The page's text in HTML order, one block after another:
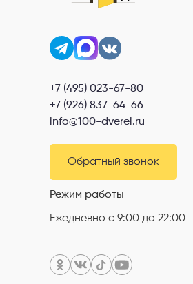
+7 (495) 023-67-80
+7 (926) 837-64-66
info@100-dverei.ru
Обратный звонок
Режим работы
Ежедневно с 9:00 до 22:00